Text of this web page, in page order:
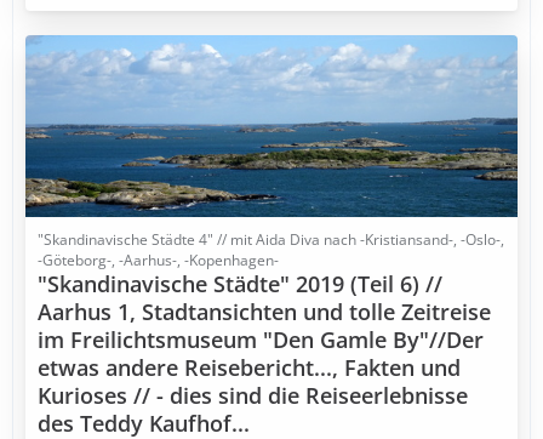
"Skandinavische Städte 4" // mit Aida Diva nach -Kristiansand-, -Oslo-,
-Göteborg-, -Aarhus-, -Kopenhagen-
"Skandinavische Städte" 2019 (Teil 6) //
Aarhus 1, Stadtansichten und tolle Zeitreise
im Freilichtsmuseum "Den Gamle By"//Der
etwas andere Reisebericht..., Fakten und
Kurioses // - dies sind die Reiseerlebnisse
des Teddy Kaufhof...